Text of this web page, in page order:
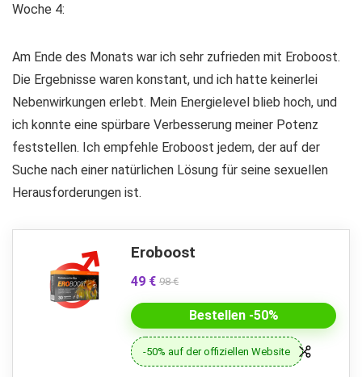
Woche 4:
Am Ende des Monats war ich sehr zufrieden mit Eroboost.
Die Ergebnisse waren konstant, und ich hatte keinerlei
Nebenwirkungen erlebt. Mein Energielevel blieb hoch, und
ich konnte eine spürbare Verbesserung meiner Potenz
feststellen. Ich empfehle Eroboost jedem, der auf der
Suche nach einer natürlichen Lösung für seine sexuellen
Herausforderungen ist.
Eroboost
49 € 98 €
Bestellen -50%
-50% auf der offiziellen Website